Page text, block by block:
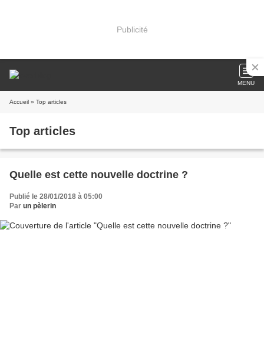
Publicité
MENU
Accueil » Top articles
Top articles
Quelle est cette nouvelle doctrine ?
Publié le 28/01/2018 à 05:00
Par un pèlerin